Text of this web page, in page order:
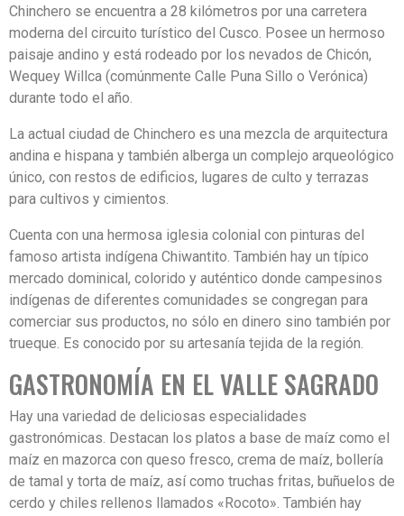
Chinchero se encuentra a 28 kilómetros por una carretera
moderna del circuito turístico del Cusco. Posee un hermoso
paisaje andino y está rodeado por los nevados de Chicón,
Wequey Willca (comúnmente Calle Puna Sillo o Verónica)
durante todo el año.
La actual ciudad de Chinchero es una mezcla de arquitectura
andina e hispana y también alberga un complejo arqueológico
único, con restos de edificios, lugares de culto y terrazas
para cultivos y cimientos.
Cuenta con una hermosa iglesia colonial con pinturas del
famoso artista indígena Chiwantito. También hay un típico
mercado dominical, colorido y auténtico donde campesinos
indígenas de diferentes comunidades se congregan para
comerciar sus productos, no sólo en dinero sino también por
trueque. Es conocido por su artesanía tejida de la región.
GASTRONOMÍA EN EL VALLE SAGRADO
Hay una variedad de deliciosas especialidades
gastronómicas. Destacan los platos a base de maíz como el
maíz en mazorca con queso fresco, crema de maíz, bollería
de tamal y torta de maíz, así como truchas fritas, buñuelos de
cerdo y chiles rellenos llamados «Rocoto». También hay
Email
Telefono o Whatsapp
Pais o Nacionalidad
Fecha de Viaje
Cantidad de Pasajeros
Mensaje